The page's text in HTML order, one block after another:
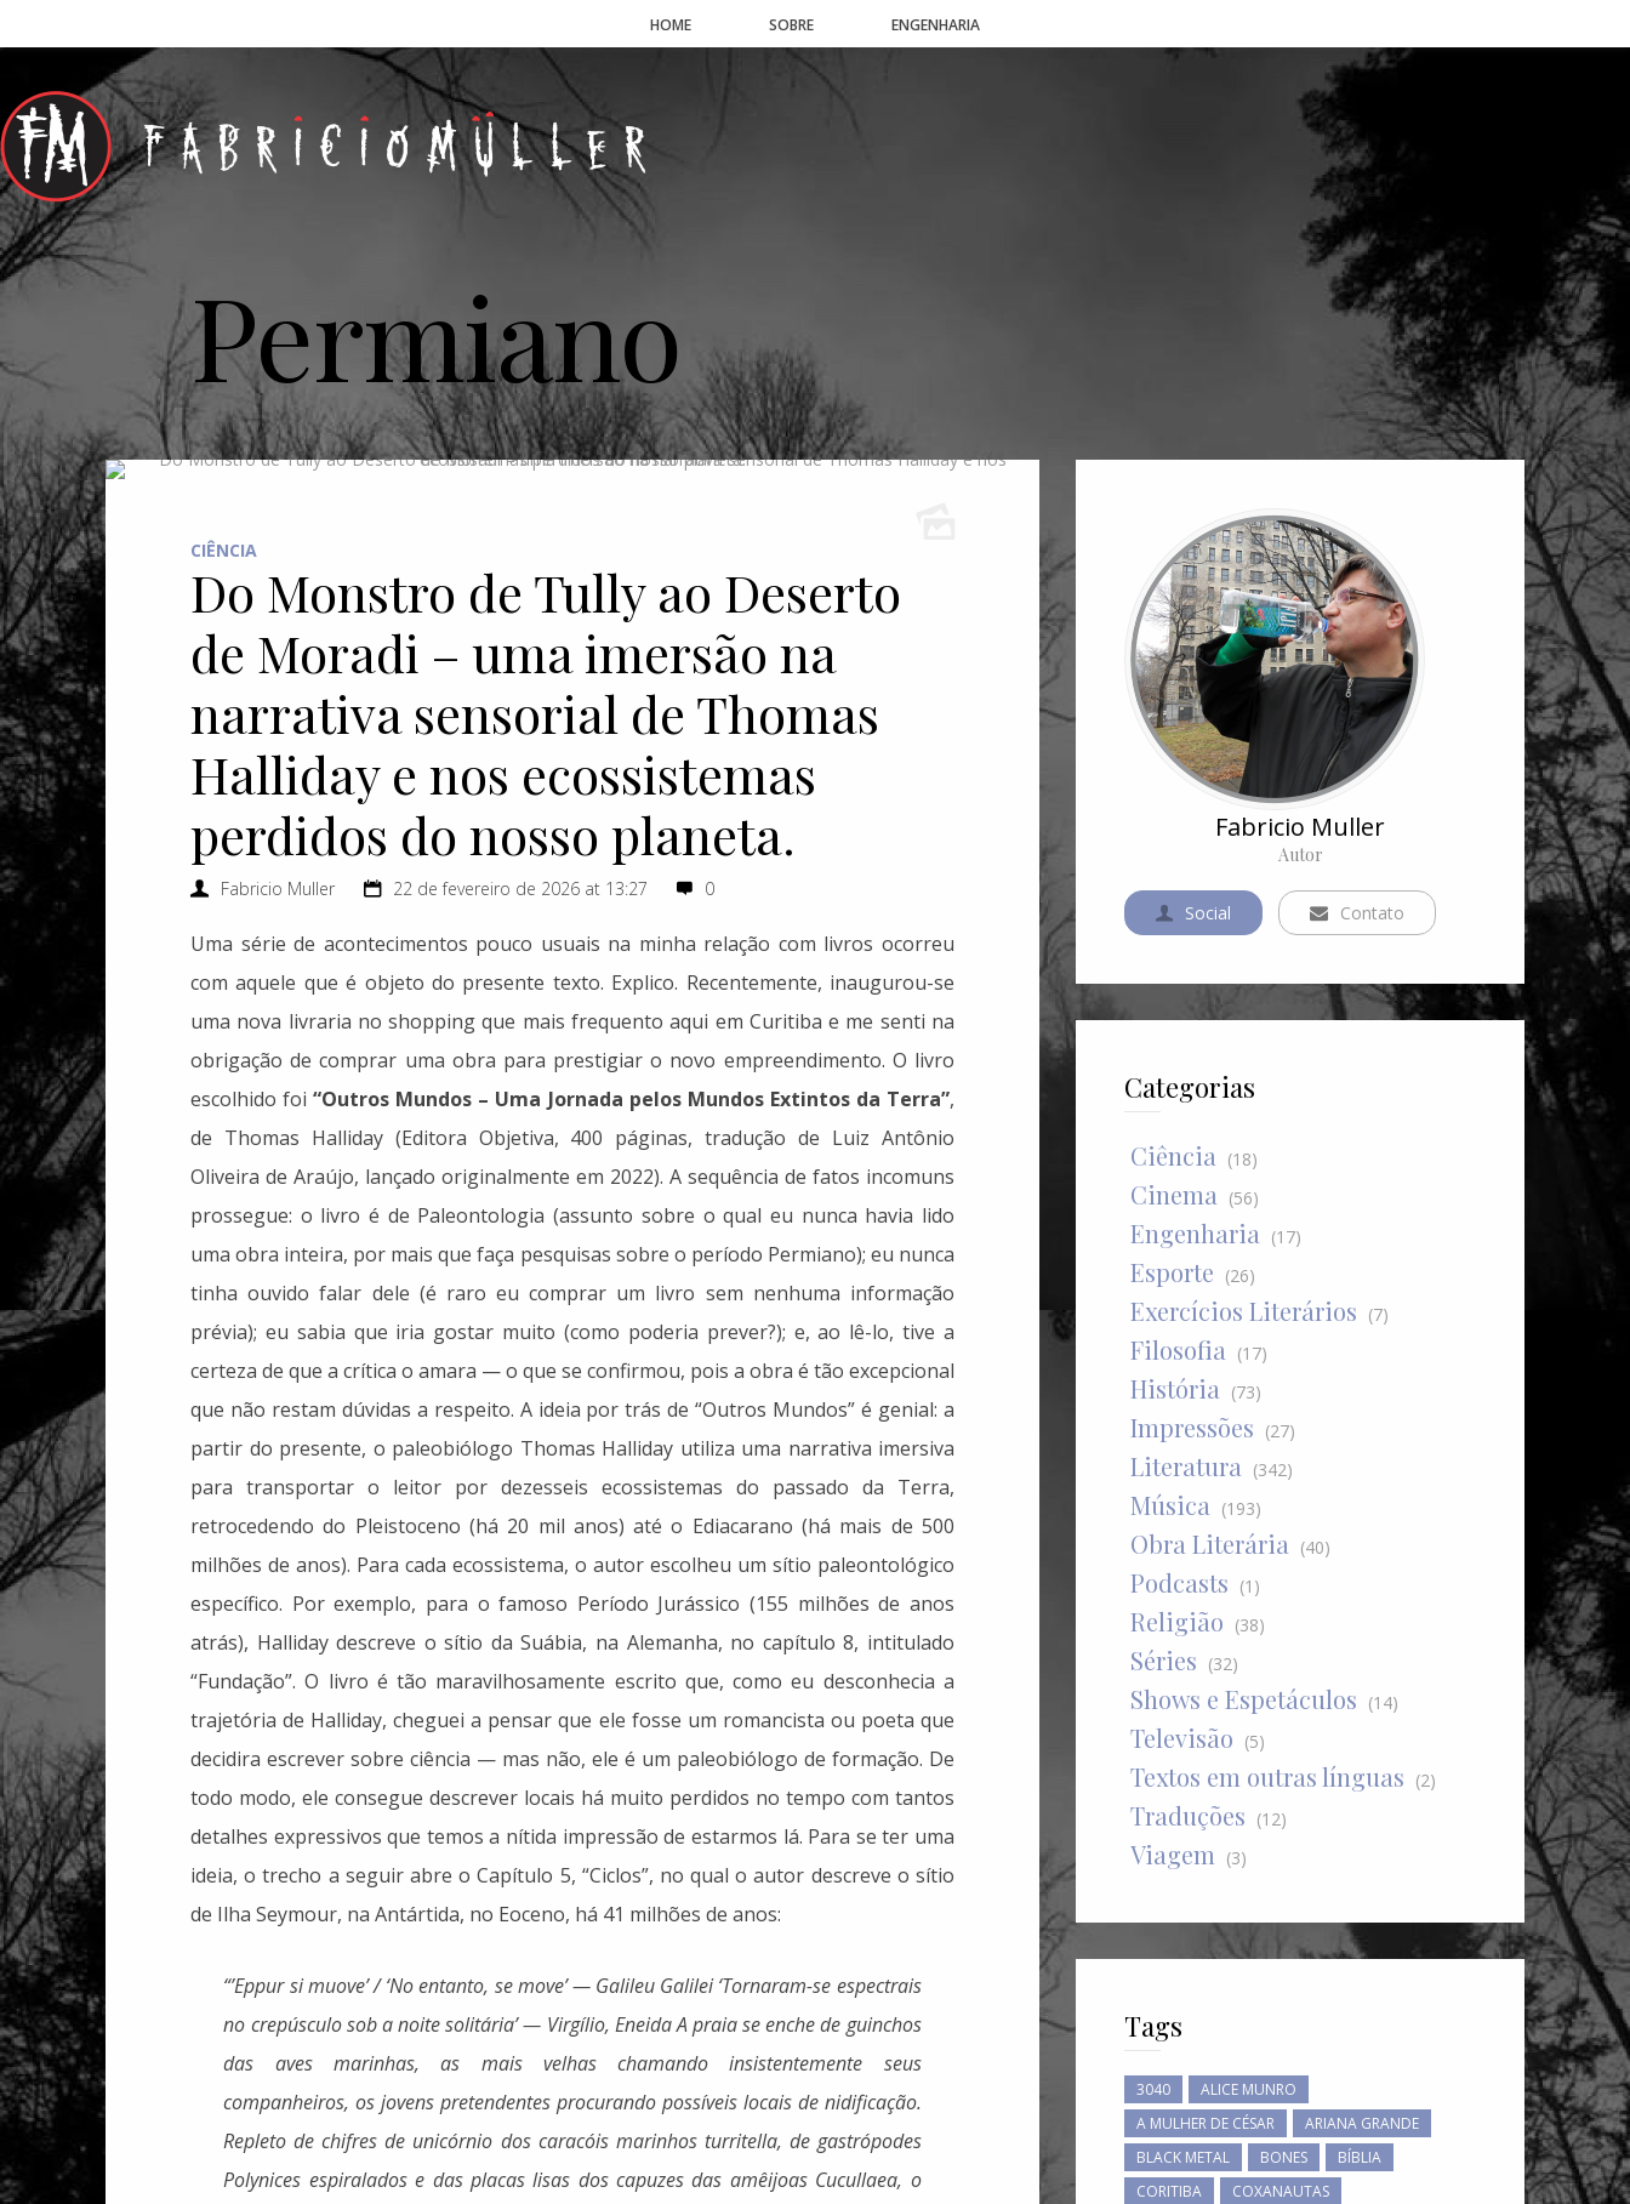
HOME SOBRE ENGENHARIA
Permiano
CIÊNCIA
Do Monstro de Tully ao Deserto
de Moradi – uma imersão na
narrativa sensorial de Thomas
Halliday e nos ecossistemas
perdidos do nosso planeta.
Fabricio Muller 22 de fevereiro de 2026 at 13:27 0
Uma série de acontecimentos pouco usuais na minha relação com livros ocorreu
com aquele que é objeto do presente texto. Explico. Recentemente, inaugurou-se
uma nova livraria no shopping que mais frequento aqui em Curitiba e me senti na
obrigação de comprar uma obra para prestigiar o novo empreendimento. O livro
escolhido foi“Outros Mundos – Uma Jornada pelos Mundos Extintos da Terra”,
de Thomas Halliday (Editora Objetiva, 400 páginas, tradução de Luiz Antônio
Oliveira de Araújo, lançado originalmente em 2022). A sequência de fatos incomuns
prossegue: o livro é de Paleontologia (assunto sobre o qual eu nunca havia lido
uma obra inteira, por mais que faça pesquisas sobre o período Permiano); eu nunca
tinha ouvido falar dele (é raro eu comprar um livro sem nenhuma informação
prévia); eu sabia que iria gostar muito (como poderia prever?); e, ao lê-lo, tive a
certeza de que a crítica o amara — o que se confirmou, pois a obra é tão excepcional
que não restam dúvidas a respeito. A ideia por trás de “Outros Mundos” é genial: a
partir do presente, o paleobiólogo Thomas Halliday utiliza uma narrativa imersiva
para transportar o leitor por dezesseis ecossistemas do passado da Terra,
retrocedendo do Pleistoceno (há 20 mil anos) até o Ediacarano (há mais de 500
milhões de anos). Para cada ecossistema, o autor escolheu um sítio paleontológico
específico. Por exemplo, para o famoso Período Jurássico (155 milhões de anos
atrás), Halliday descreve o sítio da Suábia, na Alemanha, no capítulo 8, intitulado
“Fundação”. O livro é tão maravilhosamente escrito que, como eu desconhecia a
trajetória de Halliday, cheguei a pensar que ele fosse um romancista ou poeta que
decidira escrever sobre ciência — mas não, ele é um paleobiólogo de formação. De
todo modo, ele consegue descrever locais há muito perdidos no tempo com tantos
detalhes expressivos que temos a nítida impressão de estarmos lá. Para se ter uma
ideia, o trecho a seguir abre o Capítulo 5, “Ciclos”, no qual o autor descreve o sítio
de Ilha Seymour, na Antártida, no Eoceno, há 41 milhões de anos:
“’Eppur si muove’ / ‘No entanto, se move’ — Galileu Galilei ‘Tornaram-se espectrais
no crepúsculo sob a noite solitária’ — Virgílio, EneidaA praia se enche de guinchos
das aves marinhas, as mais velhas chamando insistentemente seus
companheiros, os jovens pretendentes procurando possíveis locais de nidificação.
Repleto de chifres de unicórnio dos caracóis marinhos turritella, de gastrópodes
Polynices espiralados e das placas lisas dos capuzes das amêijoas Cucullaea, o
Fabricio Muller
Autor
Social Contato
Categorias
Ciência (18)
Cinema (56)
Engenharia (17)
Esporte (26)
Exercícios Literários (7)
Filosofia (17)
História (73)
Impressões (27)
Literatura (342)
Música (193)
Obra Literária (40)
Podcasts (1)
Religião (38)
Séries (32)
Shows e Espetáculos (14)
Televisão (5)
Textos em outras línguas (2)
Traduções (12)
Viagem (3)
Tags
3040
ALICE MUNRO
A MULHER DE CÉSAR
ARIANA GRANDE
BLACK METAL
BONES
BÍBLIA
CORITIBA
COXANAUTAS